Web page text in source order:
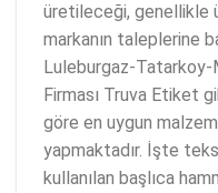
üretileceği, genellikle
markanın taleplerine
Luleburgaz-
Firması Truva Etiket
göre en uygun
yapmaktadır. İşte
kullanılan başlıca